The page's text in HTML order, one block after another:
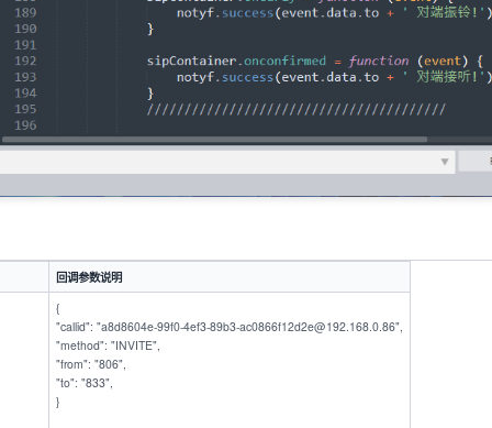
回调参数说明
{
"callid": "a8d8604e-99f0-4ef3-89b3-ac0866f12d2e@192.168.0.86",
"method": "INVITE",
"from": "806",
"to": "833",
}